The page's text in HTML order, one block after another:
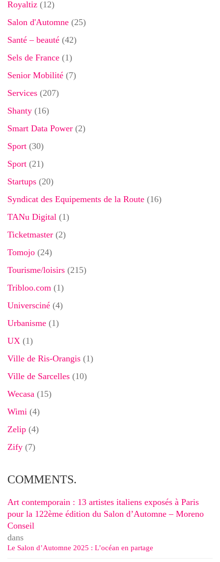
Royaltiz (12)
Salon d'Automne (25)
Santé – beauté (42)
Sels de France (1)
Senior Mobilité (7)
Services (207)
Shanty (16)
Smart Data Power (2)
Sport (30)
Sport (21)
Startups (20)
Syndicat des Equipements de la Route (16)
TANu Digital (1)
Ticketmaster (2)
Tomojo (24)
Tourisme/loisirs (215)
Tribloo.com (1)
Universciné (4)
Urbanisme (1)
UX (1)
Ville de Ris-Orangis (1)
Ville de Sarcelles (10)
Wecasa (15)
Wimi (4)
Zelip (4)
Zify (7)
COMMENTS.
Art contemporain : 13 artistes italiens exposés à Paris
pour la 122ème édition du Salon d’Automne – Moreno
Conseil
dans
Le Salon d’Automne 2025 : L’océan en partage